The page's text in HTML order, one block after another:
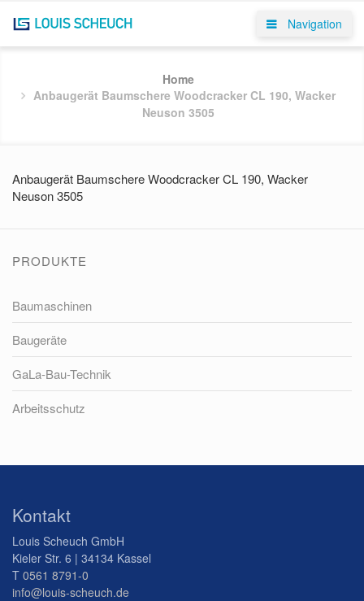
Navigation
Home
Anbaugerät Baumschere Woodcracker CL 190, Wacker
Neuson 3505
Anbaugerät Baumschere Woodcracker CL 190, Wacker
Neuson 3505
PRODUKTE
Baumaschinen
Baugeräte
GaLa-Bau-Technik
Arbeitsschutz
Kontakt
Louis Scheuch GmbH
Kieler Str. 6 | 34134 Kassel
T 0561 8791-0
info@louis-scheuch.de